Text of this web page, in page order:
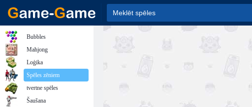
Bubbles
Mahjong
Loģika
Spēles zēniem
tvertne spēles
Šaušana